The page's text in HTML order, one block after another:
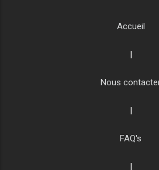
Accueil
Nous
FAQ's